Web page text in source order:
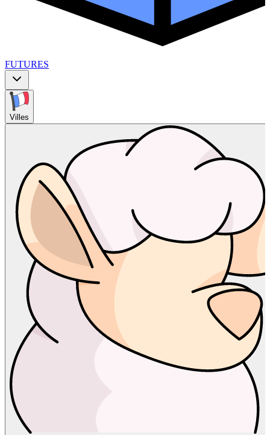
FUTURES
Villes